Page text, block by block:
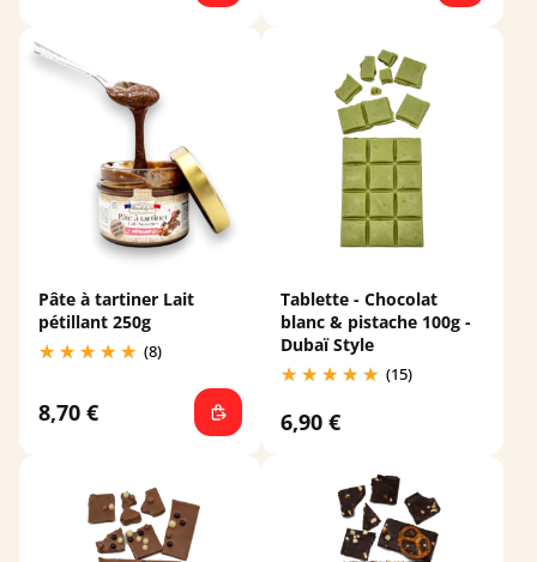
Pâte à tartiner Lait
pétillant 250g
(8)
8,70 €
Tablette - Chocolat
blanc & pistache 100g -
Dubaï Style
(15)
6,90 €